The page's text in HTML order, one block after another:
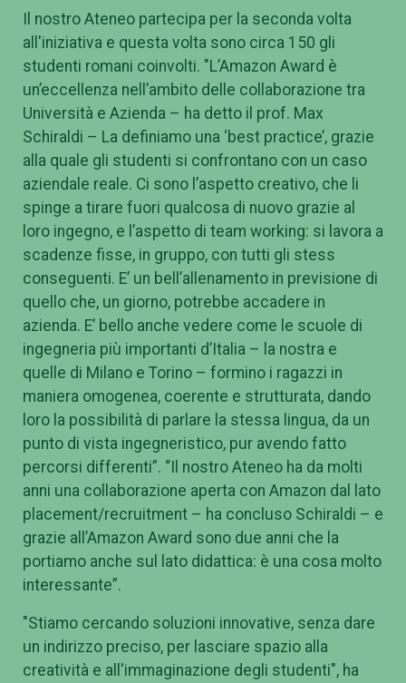
Il nostro Ateneo partecipa per la seconda volta
all'iniziativa e questa volta sono circa 150 gli
studenti romani coinvolti. "L’Amazon Award è
un’eccellenza nell’ambito delle collaborazione tra
Università e Azienda – ha detto il prof. Max
Schiraldi – La definiamo una ‘best practice’, grazie
alla quale gli studenti si confrontano con un caso
aziendale reale. Ci sono l’aspetto creativo, che li
spinge a tirare fuori qualcosa di nuovo grazie al
loro ingegno, e l’aspetto di team working: si lavora a
scadenze fisse, in gruppo, con tutti gli stess
conseguenti. E’ un bell’allenamento in previsione di
quello che, un giorno, potrebbe accadere in
azienda. E’ bello anche vedere come le scuole di
ingegneria più importanti d’Italia – la nostra e
quelle di Milano e Torino – formino i ragazzi in
maniera omogenea, coerente e strutturata, dando
loro la possibilità di parlare la stessa lingua, da un
punto di vista ingegneristico, pur avendo fatto
percorsi differenti”. “Il nostro Ateneo ha da molti
anni una collaborazione aperta con Amazon dal lato
placement/recruitment – ha concluso Schiraldi – e
grazie all’Amazon Award sono due anni che la
portiamo anche sul lato didattica: è una cosa molto
interessante”.
"Stiamo cercando soluzioni innovative, senza dare
un indirizzo preciso, per lasciare spazio alla
creatività e all'immaginazione degli studenti", ha